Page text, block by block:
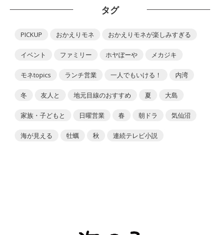
タグ
PICKUP おかえりモネ おかえりモネが楽しみすぎる
イベント ファミリー ホヤぼーや メカジキ
モネtopics ランチ営業 一人でもいける！ 内湾
冬 友人と 地元目線のおすすめ 夏 大島
家族・子どもと 日曜営業 春 朝ドラ 気仙沼
海が見える 牡蠣 秋 連続テレビ小説